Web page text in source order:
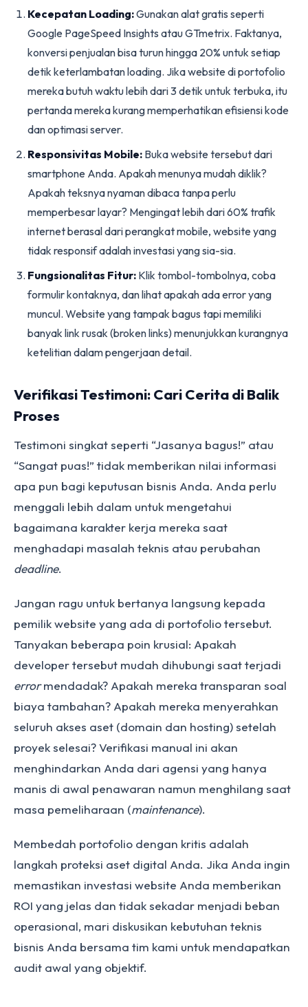
Kecepatan Loading:Gunakan alat gratis seperti
Google PageSpeed Insights atau GTmetrix. Faktanya,
konversi penjualan bisa turun hingga 20% untuk setiap
detik keterlambatan loading. Jika website di portofolio
mereka butuh waktu lebih dari 3 detik untuk terbuka, itu
pertanda mereka kurang memperhatikan efisiensi kode
dan optimasi server.
Responsivitas Mobile: Buka website tersebut dari
smartphone Anda. Apakah menunya mudah diklik?
Apakah teksnya nyaman dibaca tanpa perlu
memperbesar layar? Mengingat lebih dari 60% trafik
internet berasal dari perangkat mobile, website yang
tidak responsif adalah investasi yang sia-sia.
Fungsionalitas Fitur: Klik tombol-tombolnya, coba
formulir kontaknya, dan lihat apakah ada error yang
muncul. Website yang tampak bagus tapi memiliki
banyak link rusak (broken links) menunjukkan kurangnya
ketelitian dalam pengerjaan detail.
Verifikasi Testimoni: Cari Cerita di Balik
Proses
Testimoni singkat seperti “Jasanya bagus!” atau
“Sangat puas!” tidak memberikan nilai informasi
apa pun bagi keputusan bisnis Anda. Anda perlu
menggali lebih dalam untuk mengetahui
bagaimana karakter kerja mereka saat
menghadapi masalah teknis atau perubahan
deadline.
Jangan ragu untuk bertanya langsung kepada
pemilik website yang ada di portofolio tersebut.
Tanyakan beberapa poin krusial: Apakah
developer tersebut mudah dihubungi saat terjadi
errormendadak? Apakah mereka transparan soal
biaya tambahan? Apakah mereka menyerahkan
seluruh akses aset (domain dan hosting) setelah
proyek selesai? Verifikasi manual ini akan
menghindarkan Anda dari agensi yang hanya
manis di awal penawaran namun menghilang saat
masa pemeliharaan (maintenance).
Membedah portofolio dengan kritis adalah
langkah proteksi aset digital Anda. Jika Anda ingin
memastikan investasi website Anda memberikan
ROI yang jelas dan tidak sekadar menjadi beban
operasional, mari diskusikan kebutuhan teknis
bisnis Anda bersama tim kami untuk mendapatkan
audit awal yang objektif.